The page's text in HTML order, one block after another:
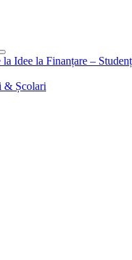
Idee la Finanțare –
& Școlari